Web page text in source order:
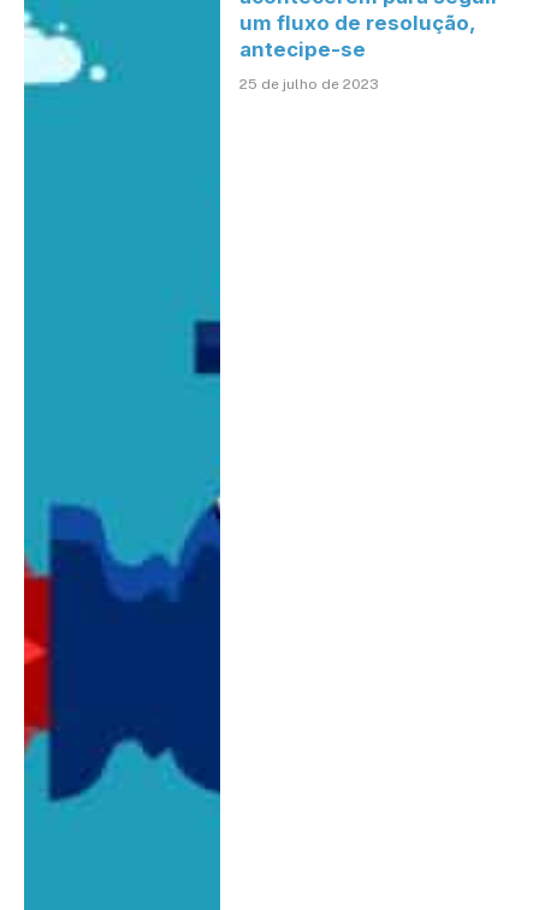
um fluxo de resolução,
antecipe-se
25 de julho de 2023